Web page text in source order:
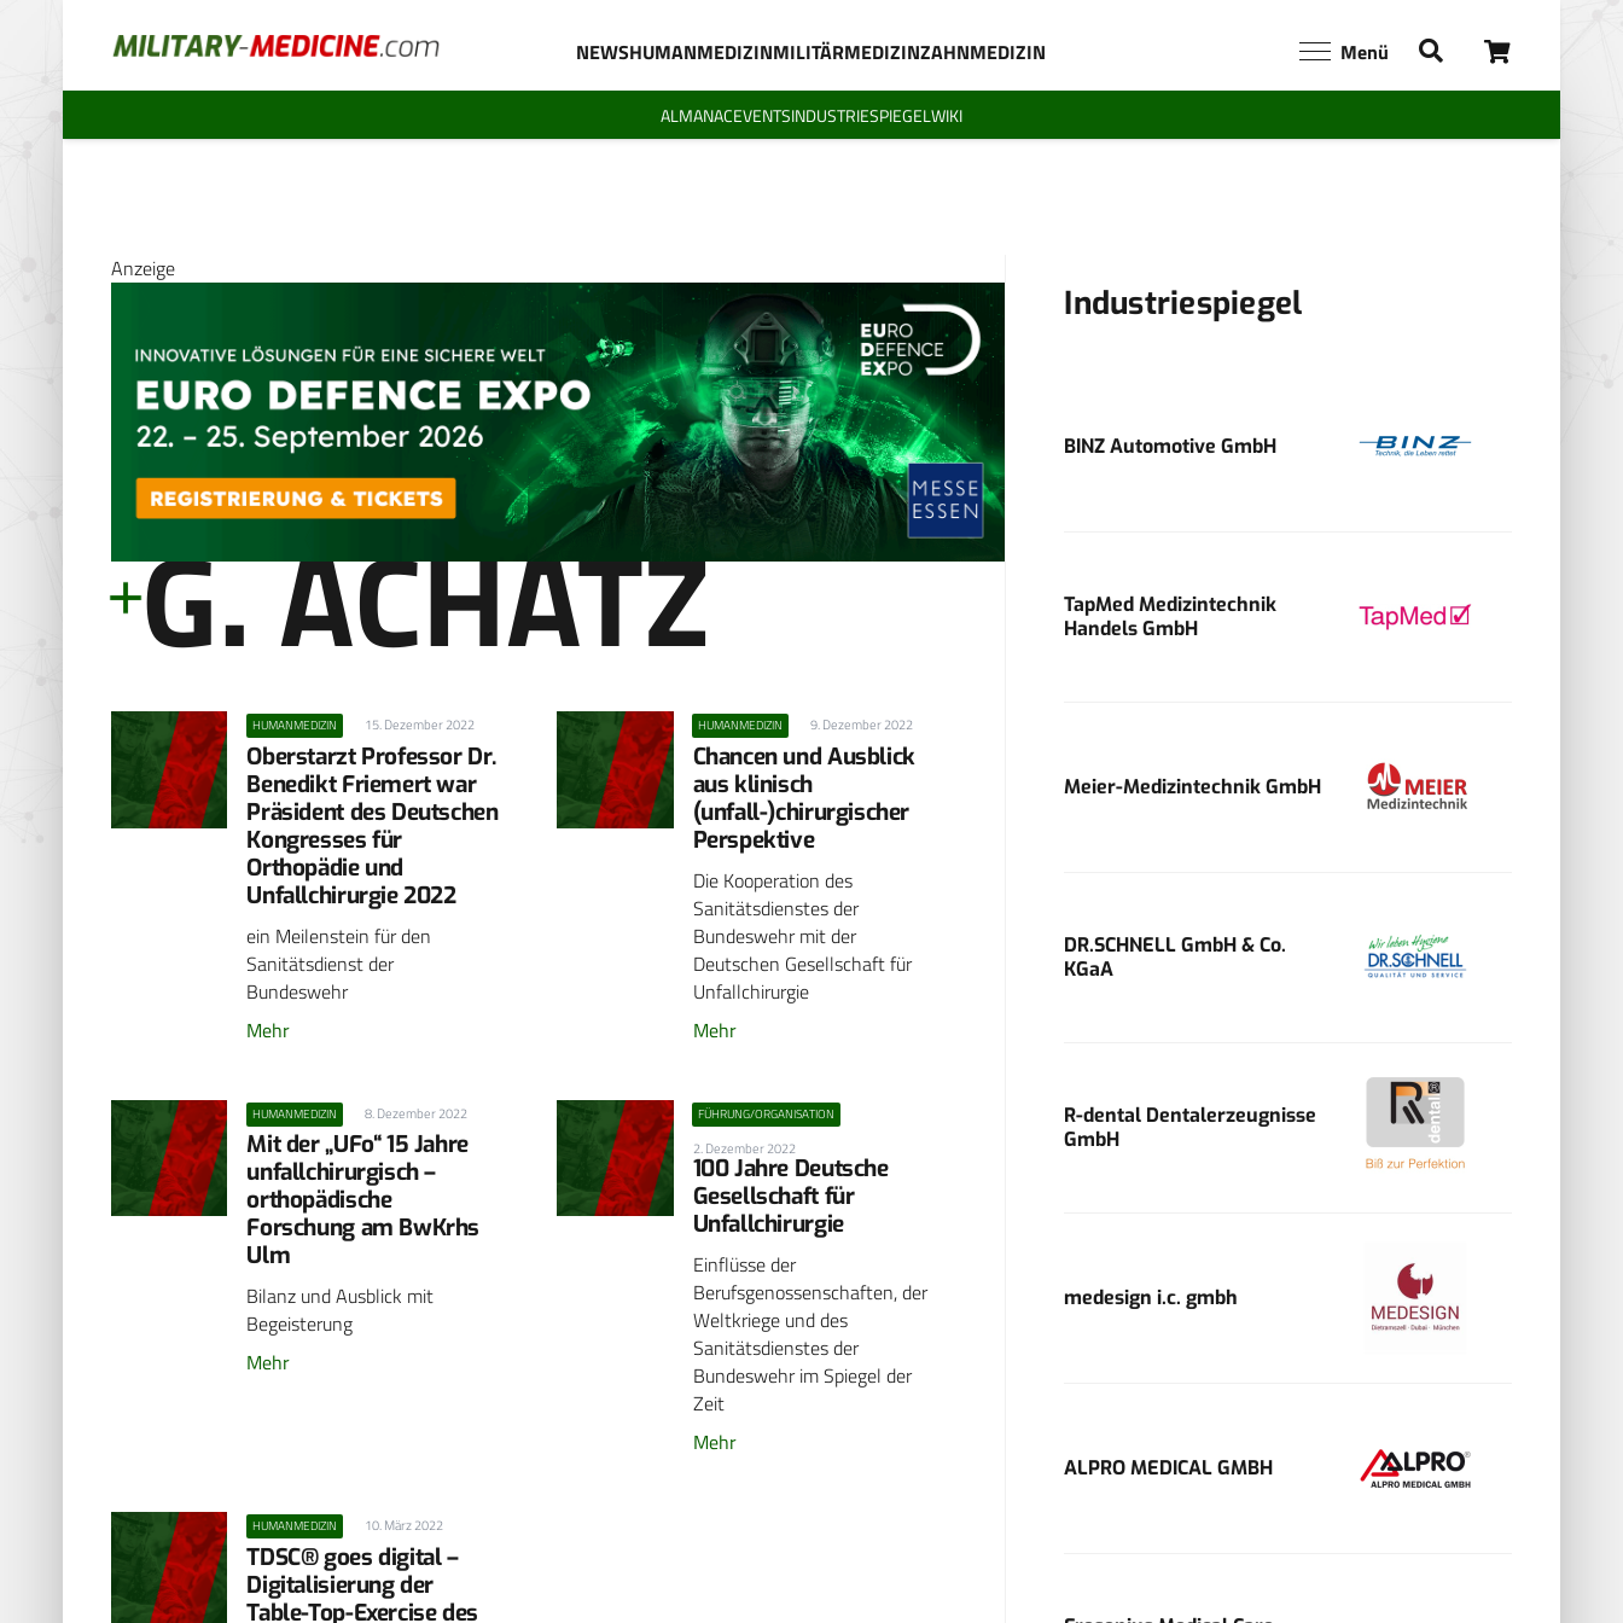
NEWSHUMANMEDIZINMILITÄRMEDIZINZAHNMEDIZIN Menü
ALMANACEVENTSINDUSTRIESPIEGELWIKI
Anzeige
G. ACHATZ
HUMANMEDIZIN 15. Dezember 2022
Oberstarzt Professor Dr.
Benedikt Friemert war
Präsident des Deutschen
Kongresses für
Orthopädie und
Unfallchirurgie 2022
ein Meilenstein für den
Sanitätsdienst der
Bundeswehr
Mehr
HUMANMEDIZIN 9. Dezember 2022
Chancen und Ausblick
aus klinisch
(unfall-)chirurgischer
Perspektive
Die Kooperation des
Sanitätsdienstes der
Bundeswehr mit der
Deutschen Gesellschaft für
Unfallchirurgie
Mehr
HUMANMEDIZIN 8. Dezember 2022
Mit der „UFo“ 15 Jahre
unfallchirurgisch –
orthopädische
Forschung am BwKrhs
Ulm
Bilanz und Ausblick mit
Begeisterung
Mehr
FÜHRUNG/ORGANISATION
2. Dezember 2022
100 Jahre Deutsche
Gesellschaft für
Unfallchirurgie
Einflüsse der
Berufsgenossenschaften, der
Weltkriege und des
Sanitätsdienstes der
Bundeswehr im Spiegel der
Zeit
Mehr
HUMANMEDIZIN 10. März 2022
TDSC® goes digital –
Digitalisierung der
Table-Top-Exercise des
Industriespiegel
BINZ Automotive GmbH
TapMed Medizintechnik
Handels GmbH
Meier-Medizintechnik GmbH
DR.SCHNELL GmbH & Co.
KGaA
R-dental Dentalerzeugnisse
GmbH
medesign i.c. gmbh
ALPRO MEDICAL GMBH